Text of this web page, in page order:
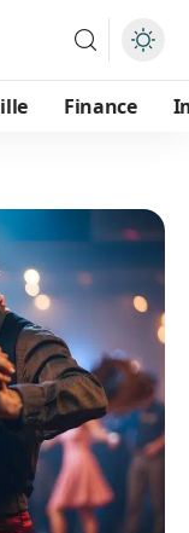
Finance